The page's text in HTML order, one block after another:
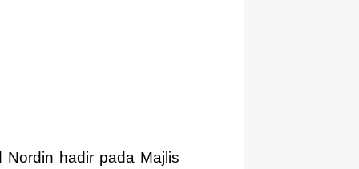
Nordin hadir pada Majlis